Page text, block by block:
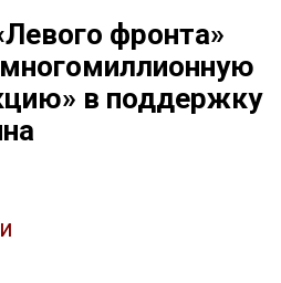
фронта»
в поддержку